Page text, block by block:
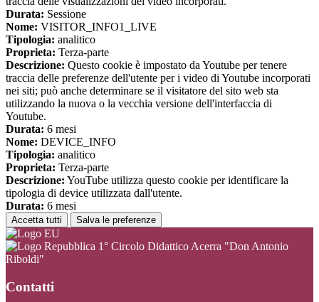
Durata: Sessione
Nome: VISITOR_INFO1_LIVE
Tipologia: analitico
Proprieta: Terza-parte
Descrizione: Questo cookie è impostato da Youtube per tenere
traccia delle preferenze dell'utente per i video di Youtube incorporati
nei siti; può anche determinare se il visitatore del sito web sta
utilizzando la nuova o la vecchia versione dell'interfaccia di
Youtube.
Durata: 6 mesi
Nome: DEVICE_INFO
Tipologia: analitico
Proprieta: Terza-parte
Descrizione: YouTube utilizza questo cookie per identificare la
tipologia di device utilizzata dall'utente.
Durata: 6 mesi
Accetta tutti Salva le preferenze
1° Circolo Didattico Acerra "Don Antonio
Riboldi"
Contatti